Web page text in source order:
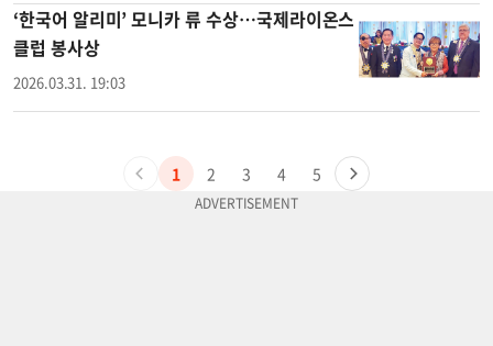
‘한국어 알리미’ 모니카 류 수상…국제라이온스
클럽 봉사상
2026.03.31. 19:03
1 2 3 4 5